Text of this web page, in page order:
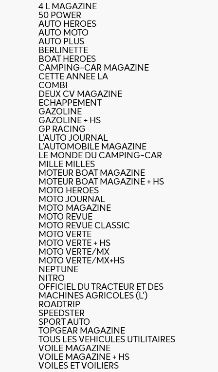
4 L MAGAZINE
50 POWER
AUTO HEROES
AUTO MOTO
AUTO PLUS
BERLINETTE
BOAT HEROES
CAMPING-CAR MAGAZINE
CETTE ANNEE LA
COMBI
DEUX CV MAGAZINE
ECHAPPEMENT
GAZOLINE
GAZOLINE + HS
GP RACING
L'AUTO JOURNAL
L'AUTOMOBILE MAGAZINE
LE MONDE DU CAMPING-CAR
MILLE MILLES
MOTEUR BOAT MAGAZINE
MOTEUR BOAT MAGAZINE + HS
MOTO HEROES
MOTO JOURNAL
MOTO MAGAZINE
MOTO REVUE
MOTO REVUE CLASSIC
MOTO VERTE
MOTO VERTE + HS
MOTO VERTE/MX
MOTO VERTE/MX+HS
NEPTUNE
NITRO
OFFICIEL DU TRACTEUR ET DES
MACHINES AGRICOLES (L')
ROADTRIP
SPEEDSTER
SPORT AUTO
TOPGEAR MAGAZINE
TOUS LES VEHICULES UTILITAIRES
VOILE MAGAZINE
VOILE MAGAZINE + HS
VOILES ET VOILIERS